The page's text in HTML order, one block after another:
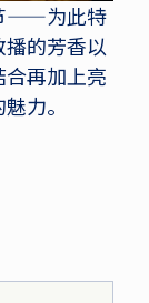
——为此特
的芳香以
再加上亮
力。